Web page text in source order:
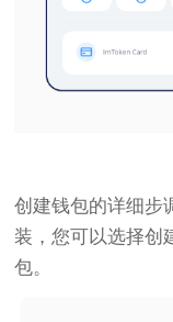
创建钱包的详细步
装，您可以选择创
包。